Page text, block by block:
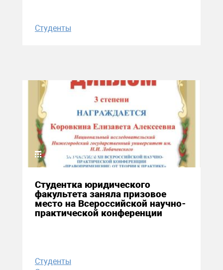
Студенты
09 июня 2026
Студентка юридического
факультета заняла призовое
место на Всероссийской научно-
практической конференции
Студенты